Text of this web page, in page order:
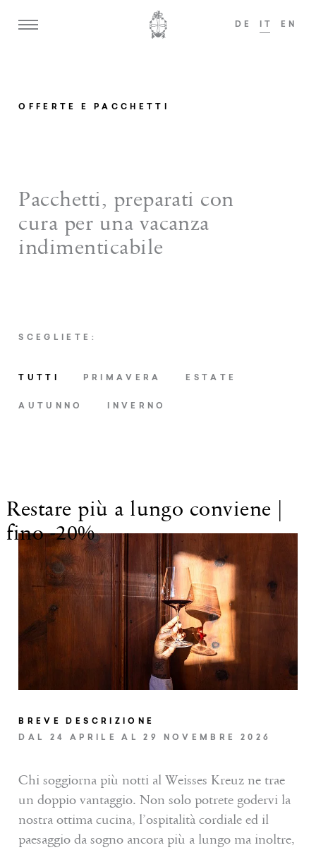
DE EN
Tenuta zum Löwen
Camere e suite
Wellness
Vivere l’Alto Adige
Servizi
Shop
Buoni
OFFERTE E PACCHETTI
Pacchetti, preparati con
cura per una vacanza
indimenticabile
SCEGLIETE:
TUTTI PRIMAVERA ESTATE
AUTUNNO INVERNO
Restare più a lungo conviene |
fino -20%
BREVE DESCRIZIONE
DAL 24 APRILE AL 29 NOVEMBRE 2026
Chi soggiorna più notti al Weisses Kreuz ne trae
un doppio vantaggio. Non solo potrete godervi la
nostra ottima cucina, l’ospitalità cordiale ed il
paesaggio da sogno ancora più a lungo ma inoltre,